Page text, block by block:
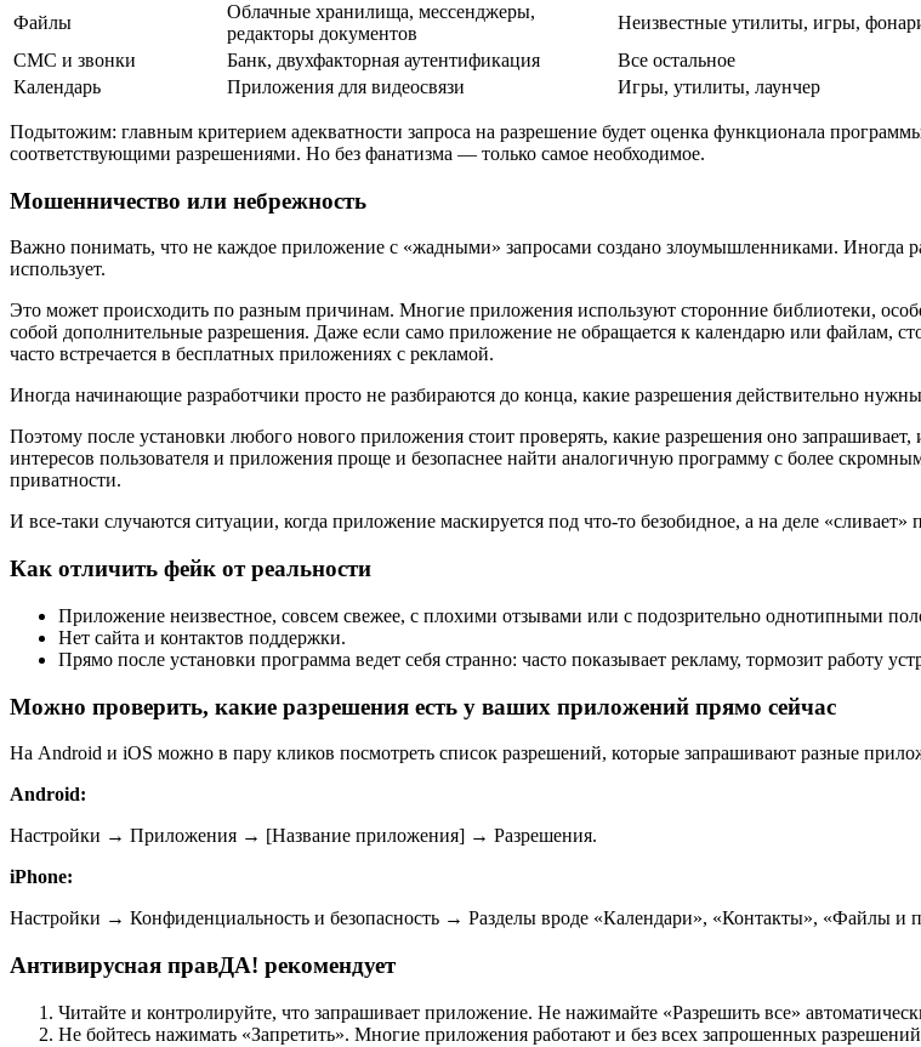
Файлы
Облачные хранилища, мессенджеры,
редакторы документов
Неизвестные утилиты, игры,
СМС и звонки
Банк, двухфакторная аутентификация
Все остальное
Календарь
Приложения для видеосвязи Игры, утилиты, лаунчер
Подытожим: главным критерием адекватности запроса на разрешение будет оценка функционала
соответствующими разрешениями. Но без фанатизма — только самое необходимое.
Мошенничество или небрежность
Важно понимать, что не каждое приложение с «жадными» запросами создано злоумышленниками. Иногда
использует.
Это может происходить по разным причинам. Многие приложения используют сторонние библиотеки,
собой дополнительные разрешения. Даже если само приложение не обращается к календарю или файлам,
часто встречается в бесплатных приложениях с рекламой.
Иногда начинающие разработчики просто не разбираются до конца, какие разрешения действительно
Поэтому после установки любого нового приложения стоит проверять, какие разрешения оно
интересов пользователя и приложения проще и безопаснее найти аналогичную программу с более
приватности.
И все-таки случаются ситуации, когда приложение маскируется под что-то безобидное, а на деле
Как отличить фейк от реальности
Приложение неизвестное, совсем свежее, с плохими отзывами или с подозрительно однотипными
Нет сайта и контактов поддержки.
Прямо после установки программа ведет себя странно: часто показывает рекламу, тормозит работу
Можно проверить, какие разрешения есть у ваших приложений прямо сейчас
На Android и iOS можно в пару кликов посмотреть список разрешений, которые запрашивают разные
Android:
Настройки → Приложения → [Название приложения] → Разрешения.
iPhone:
Настройки → Конфиденциальность и безопасность → Разделы вроде «Календари», «Контакты», «Файлы и
Антивирусная правДА! рекомендует
Читайте и контролируйте, что запрашивает приложение. Не нажимайте «Разрешить все»
Не бойтесь нажимать «Запретить». Многие приложения работают и без всех запрошенных